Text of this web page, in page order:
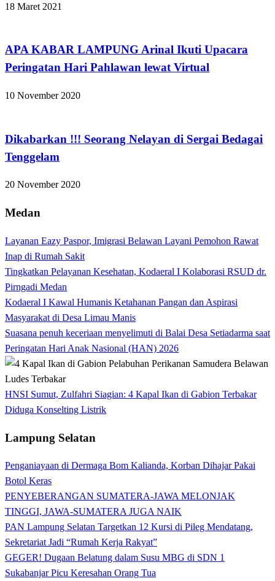
18 Maret 2021
APA KABAR LAMPUNG Arinal Ikuti Upacara
Peringatan Hari Pahlawan lewat Virtual
10 November 2020
Dikabarkan !!! Seorang Nelayan di Sergai Bedagai
Tenggelam
20 November 2020
Medan
Layanan Eazy Paspor, Imigrasi Belawan Layani Pemohon Rawat
Inap di Rumah Sakit
Tingkatkan Pelayanan Kesehatan, Kodaeral I Kolaborasi RSUD dr.
Pirngadi Medan‎
Kodaeral I Kawal Humanis Ketahanan Pangan dan Aspirasi
Masyarakat di Desa Limau Manis
Suasana penuh keceriaan menyelimuti di Balai Desa Setiadarma saat
Peringatan Hari Anak Nasional (HAN) 2026
HNSI Sumut, Zulfahri Siagian: 4 Kapal Ikan di Gabion Terbakar
Diduga Konselting Listrik
Lampung Selatan
Penganiayaan di Dermaga Bom Kalianda, Korban Dihajar Pakai
Botol Keras
PENYEBERANGAN SUMATERA-JAWA MELONJAK
TINGGI, JAWA-SUMATERA JUGA NAIK
PAN Lampung Selatan Targetkan 12 Kursi di Pileg Mendatang,
Sekretariat Jadi “Rumah Kerja Rakyat”
GEGER! Dugaan Belatung dalam Susu MBG di SDN 1
Sukabanjar Picu Keresahan Orang Tua